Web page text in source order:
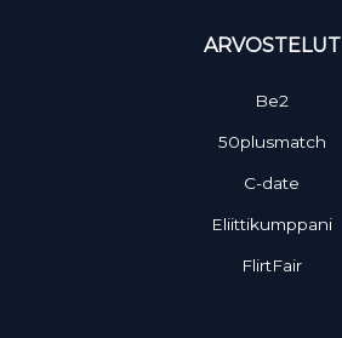
ARVOSTELUT
Be2
50plusmatch
C-date
Eliittikumppani
FlirtFair